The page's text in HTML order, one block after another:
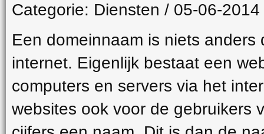
Categorie: Diensten / 05-06-
Een domeinnaam is niets
internet. Eigenlijk bestaat een
computers en servers via het
websites ook voor de gebruikers